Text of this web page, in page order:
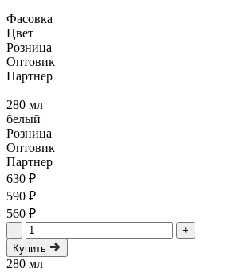
Фасовка
Цвет
Розница
Оптовик
Партнер
280 мл
белый
Розница
Оптовик
Партнер
630 ₽
590 ₽
560 ₽
-
+
Купить
280 мл